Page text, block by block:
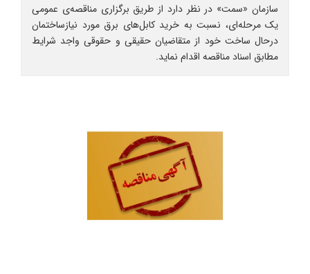
سازمان «سمت» در نظر دارد از طریق برگزاری مناقصه‌ی عمومی
یک مرحله‌ای، نسبت به خرید کابل‌های برق مورد نیازساختمان
درحال ساخت خود از متقاضیان حقیقی و حقوقی واجد شرایط
مطابق اسناد مناقصه اقدام نماید.